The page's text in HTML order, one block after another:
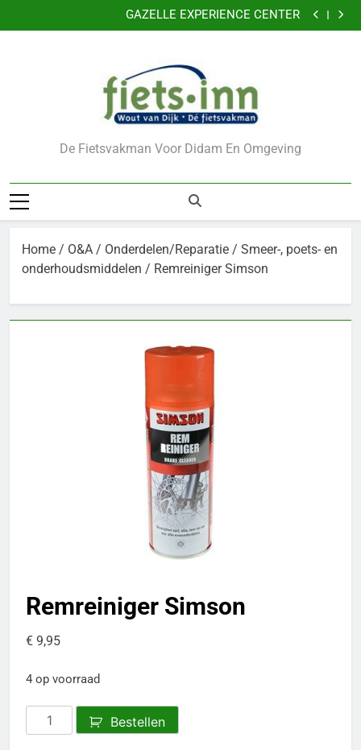
naar
VERKLEIN DE KANS OP DIEFSTAL VAN UW FIETS
CADEAUBONNEN
VERKLEIN DE KANS OP DIEFSTAL VAN UW FIETS
CADEAUBONNEN
De Fietsvakman Voor Didam En Omgeving
Home / O&A / Onderdelen/Reparatie / Smeer-, poets- en
onderhoudsmiddelen / Remreiniger Simson
Remreiniger Simson
€ 9,95
4 op voorraad
Remreiniger
Simson
Bestellen